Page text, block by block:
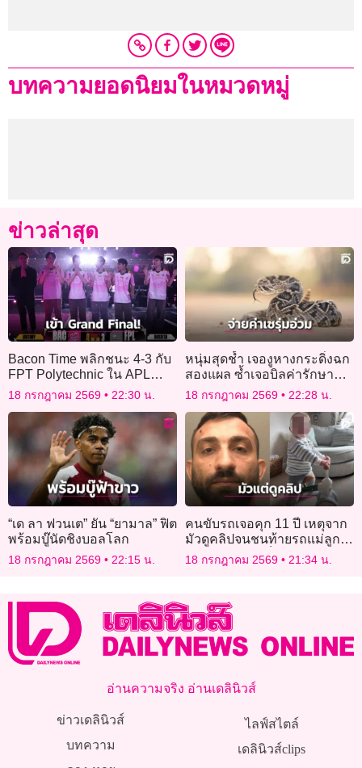
บทความยอดนิยมในหมวดหมู่
ข่าวล่าสุด
Bacon Time พลิกชนะ 4-3 กับ
FPT Polytechnic ใน APL
2026!
18 กรกฎาคม 2569 22:30 น.
หนุ่มสุดช้ำ เจองูหางกระดิ่งฉก
สองแผล ซ้ำเจอบิลค่ารักษา
อ่วม 1.3 ล้านดอลลาร์
18 กรกฎาคม 2569 22:28 น.
“เด ลา ฟวนเต” ยัน “ยามาล” ฟิต
พร้อมบู๊นัดชิงบอลโลก
18 กรกฎาคม 2569 22:15 น.
คนขับรถเจอคุก 11 ปี เหตุจาก
มัวดูคลิปจนชนท้ายรถแม่ลูก
อ่อน คร่าชีวิตเด็กน้อยวัย 20
18 กรกฎาคม 2569 21:34 น.
อ่านความจริง อ่านเดลินิวส์
ข่าวเดลินิวส์
บทความ
ไลฟ์สไตล์
เดลินิวส์clips